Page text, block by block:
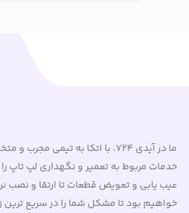
ما در آیدی 724، با اتکا به تیمی
خدمات مربوط به تعمیر و نگهداری لپ تاپ
عیب یابی و تعویض قطعات تا ارتقا و نصب
خواهیم بود تا مشکل شما را در سریع